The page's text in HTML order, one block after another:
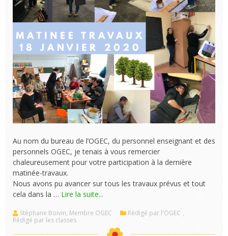
Au nom du bureau de l’OGEC, du personnel enseignant et des
personnels OGEC, je tenais à vous remercier
chaleureusement pour votre participation à la dernière
matinée-travaux.
Nous avons pu avancer sur tous les travaux prévus et tout
cela dans la … Lire la suite...
Stéphane Boivin, Membre OGEC Rédigé par l'OGEC ,
Rédigé par les classes